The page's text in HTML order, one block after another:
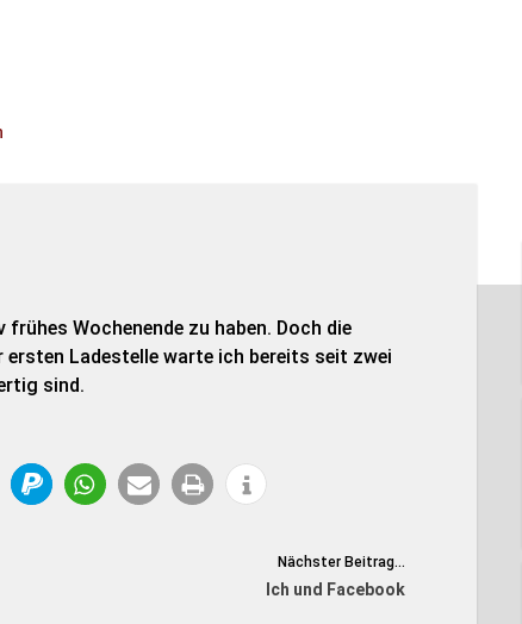
Wochenende zu haben. Doch die
Ladestelle warte ich bereits seit zwei
sind.
Nächster Beitrag...
Ich und Facebook